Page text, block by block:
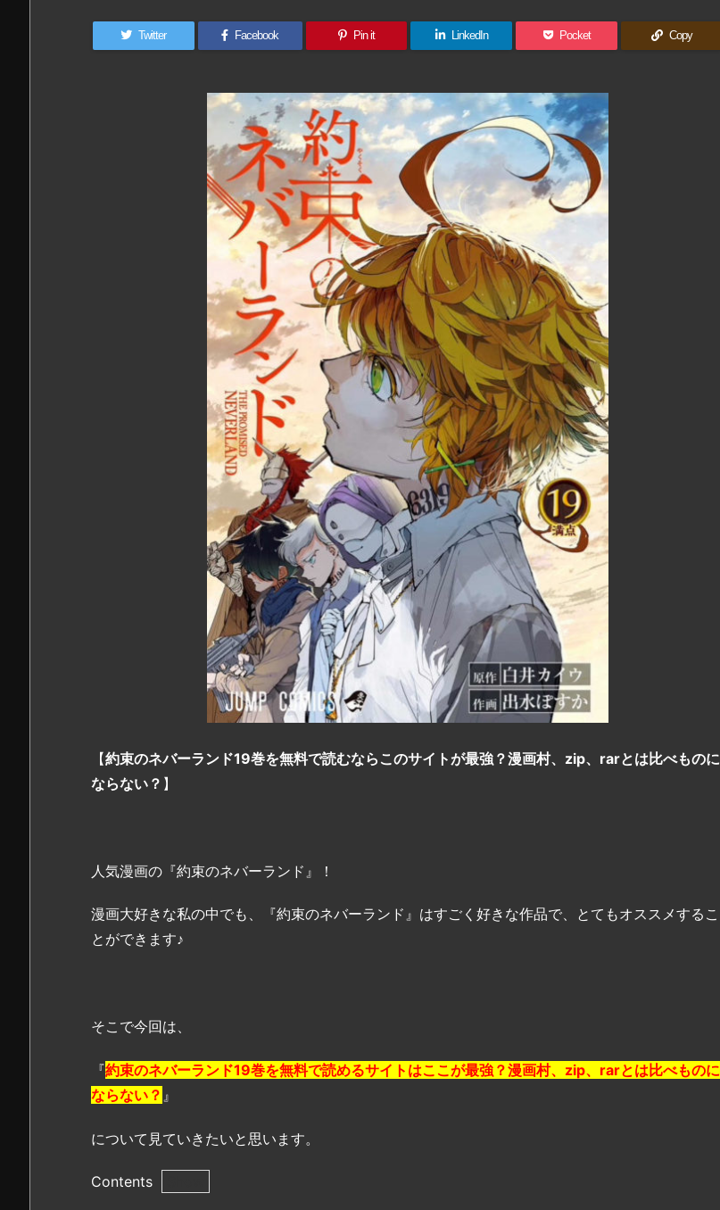
Twitter Facebook Pin it LinkedIn Pocket Copy
【約束のネバーランド19巻を無料で読むならこのサイトが最強？漫画村、zip、rarとは比べものに
ならない？ 】
人気漫画の『約束のネバーランド』！
漫画大好きな私の中でも、『約束のネバーランド』はすごく好きな作品で、とてもオススメするこ
とができます♪
そこで今回は、
『約束のネバーランド19巻を無料で読めるサイトはここが最強？漫画村、zip、rarとは比べものに
ならない？ 』
について見ていきたいと思います。
Contents